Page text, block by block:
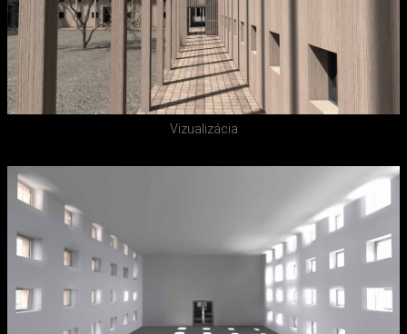
Vizualizácia